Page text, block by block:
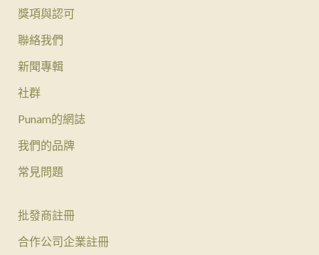
獎項與認可
聯絡我們
新聞專輯
社群
Punam的網誌
我們的品牌
常見問題
批發商註冊
合作公司企業註冊